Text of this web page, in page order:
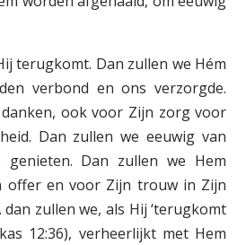
terugkomt. Dan zullen we Hém
verbond en ons verzorgde.
ook voor Zijn zorg voor
Dan zullen we eeuwig van
Dan zullen we Hem
offer en voor Zijn trouw in Zijn
zullen we, als Hij ‘terugkomt
12:36), verheerlijkt met Hem